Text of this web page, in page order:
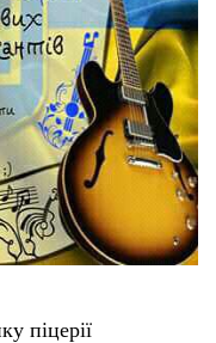
піцерії